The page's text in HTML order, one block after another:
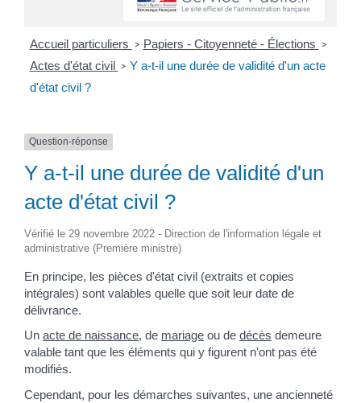
Accueil particuliers > Papiers - Citoyenneté - Élections >
Actes d'état civil > Y a-t-il une durée de validité d'un acte
d'état civil ?
Question-réponse
Y a-t-il une durée de validité d'un
acte d'état civil ?
Vérifié le 29 novembre 2022 - Direction de l'information légale et
administrative (Première ministre)
En principe, les pièces d'état civil (extraits et copies
intégrales) sont valables quelle que soit leur date de
délivrance.
Un acte de naissance, de mariage ou de décès demeure
valable tant que les éléments qui y figurent n'ont pas été
modifiés.
Cependant, pour les démarches suivantes, une ancienneté